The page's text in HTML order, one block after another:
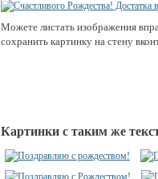
Можете листать изображения
сохранить картинку на стену
Картинки с таким же